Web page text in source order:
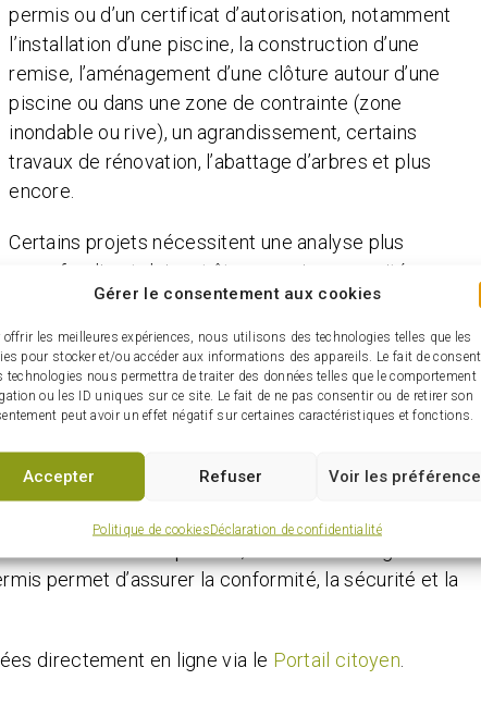
Gérer le consentement aux cookies
offrir les meilleures expériences, nous utilisons des technologies telles que les
pour stocker et/ou accéder aux informations des appareils. Le fait de
technologies nous permettra de traiter des données telles que le comportement
ou les ID uniques sur ce site. Le fait de ne pas consentir ou de retirer son
peut avoir un effet négatif sur certaines caractéristiques et fonctions.
Accepter Refuser Voir les
Politique de cookiesDéclaration de confidentialité
permis ou d’un certificat d’autorisation, notamment
l’installation d’une piscine, la construction d’une
remise, l’aménagement d’une clôture autour d’une
piscine ou dans une zone de contrainte (zone
inondable ou rive), un agrandissement, certains
travaux de rénovation, l’abattage d’arbres et plus
encore.
Certains projets nécessitent une analyse plus
approfondie et doivent être soumis au comité
consultatif d’urbanisme (CCU) ou au comité de
démolition avant qu’une décision puisse être rendue.
Ces étapes supplémentaires peuvent allonger les
délais de traitement.
aux différents intervenants d’évaluer votre
les risques de devoir reporter le début de vos
d’un entrepreneur, assurez-vous également
permet d’assurer la conformité, la sécurité et la
directement en ligne via le Portail citoyen.